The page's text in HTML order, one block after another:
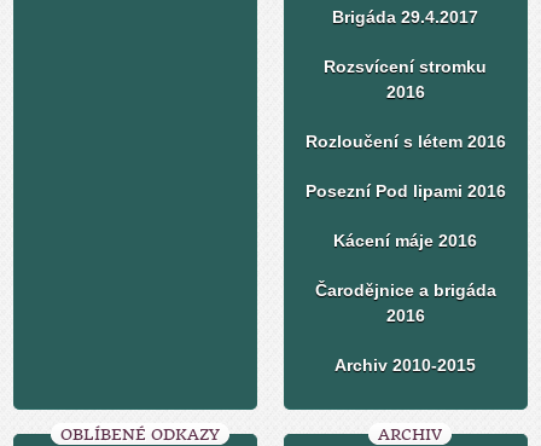
Brigáda 29.4.2017
Rozsvícení stromku
2016
Rozloučení s létem 2016
Posezní Pod lipami 2016
Kácení máje 2016
Čarodějnice a brigáda
2016
Archiv 2010-2015
OBLÍBENÉ ODKAZY ARCHIV